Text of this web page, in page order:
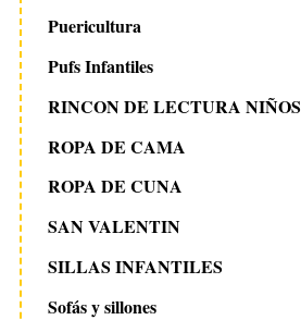
Puericultura
Pufs Infantiles
RINCON DE LECTURA NIÑOS
ROPA DE CAMA
ROPA DE CUNA
SAN VALENTIN
SILLAS INFANTILES
Sofás y sillones